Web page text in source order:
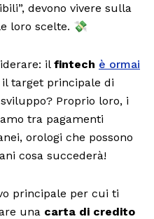
devono vivere sulla
loro scelte. 💸
il fintech è ormai
target principale di
Proprio loro, i
tra pagamenti
orologi che possono
cosa succederà!
principale per cui ti
una carta di credito